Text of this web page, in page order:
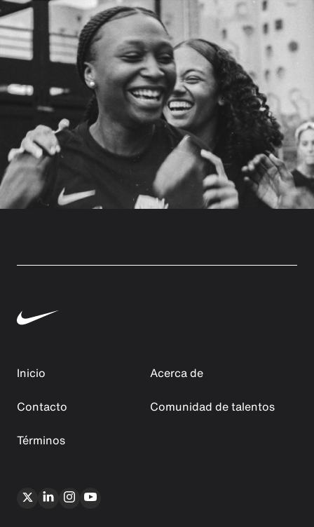
Inicio
Acerca de
Contacto
Comunidad de talentos
Términos